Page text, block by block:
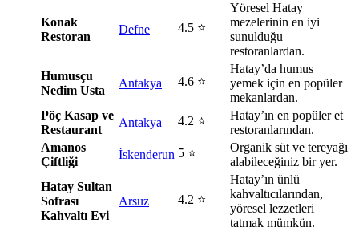
Konak
Restoran
Defne 4.5 ⭐
Yöresel Hatay
mezelerinin en iyi
sunulduğu
restoranlardan.
Humusçu
Nedim Usta
Antakya 4.6 ⭐
Hatay’da humus
yemek için en popüler
mekanlardan.
Pöç Kasap ve
Restaurant
Antakya 4.2 ⭐
Hatay’ın en popüler et
restoranlarından.
Amanos
Çiftliği
İskenderun 5 ⭐
Organik süt ve tereyağı
alabileceğiniz bir yer.
Hatay Sultan
Sofrası
Kahvaltı Evi
Arsuz 4.2 ⭐
Hatay’ın ünlü
kahvaltıcılarından,
yöresel lezzetleri
tatmak mümkün.